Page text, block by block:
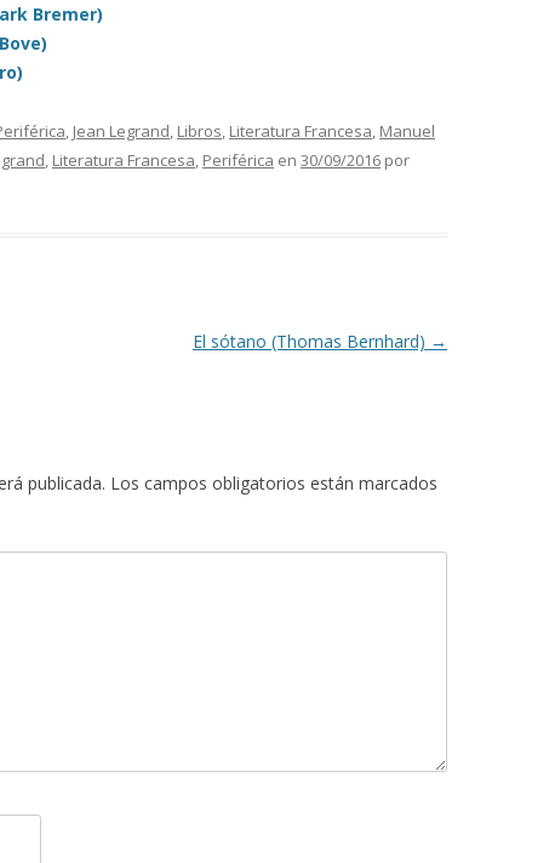
Bremer)
, Jean Legrand, Libros, Literatura Francesa, Manuel
, Literatura Francesa, Periférica en 30/09/2016 por
El sótano (Thomas Bernhard) →
publicada. Los campos obligatorios están marcados